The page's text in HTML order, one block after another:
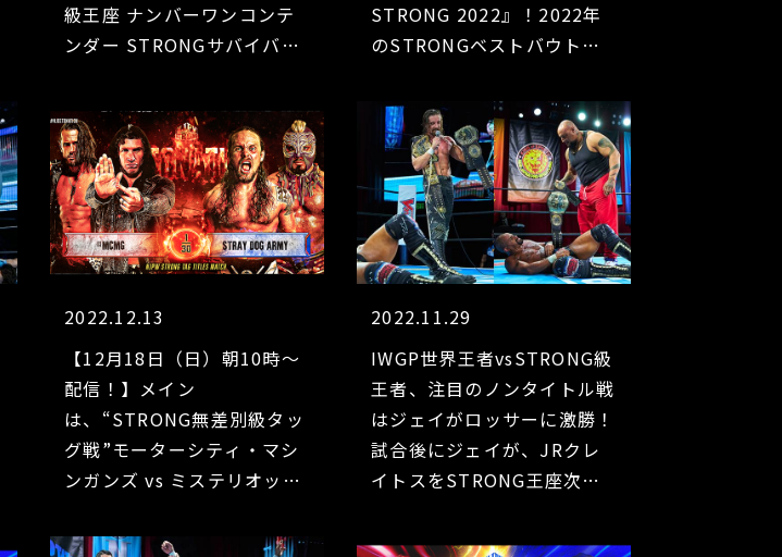
級王座 ナンバーワンコンテ
ンダー STRONGサバイバル
モvsヒクレオ＆エンジェル
ス！
STRONG 2022』！2022年
のSTRONGベストバウトを
レスワールド、YouTubeで
の無料配信が決定!!
2022.12.13
【12月18日（日）朝10時～
配信！】メイン
は、“STRONG無差別級タッ
グ戦”モーターシティ・マシ
ンガンズ vs ミステリオッソ
トが実現！“不穏な男”ベイト
2022.11.29
IWGP世界王者vsSTRONG級
王者、注目のノンタイトル戦
はジェイがロッサーに激勝！
試合後にジェイが、JRクレ
イトスをSTRONG王座次期
結果】